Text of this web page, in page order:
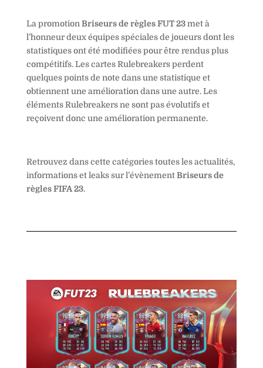
La promotion Briseurs de règles FUT 23met à
l’honneur deux équipes spéciales de joueurs dont les
statistiques ont été modifiées pour être rendus plus
compétitifs. Les cartes Rulebreakers perdent
quelques points de note dans une statistique et
obtiennent une amélioration dans une autre. Les
éléments Rulebreakers ne sont pas évolutifs et
reçoivent donc une amélioration permanente.
Retrouvez dans cette catégories toutes les actualités,
informations et leaks sur l’évènementBriseurs de
règles FIFA 23.